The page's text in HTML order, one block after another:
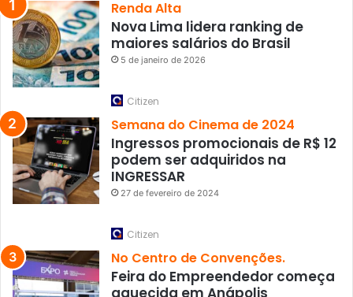
Renda Alta
Nova Lima lidera ranking de
maiores salários do Brasil
5 de janeiro de 2026
Citizen
Semana do Cinema de 2024
Ingressos promocionais de R$ 12
podem ser adquiridos na
INGRESSAR
27 de fevereiro de 2024
Citizen
No Centro de Convenções.
Feira do Empreendedor começa
aquecida em Anápolis